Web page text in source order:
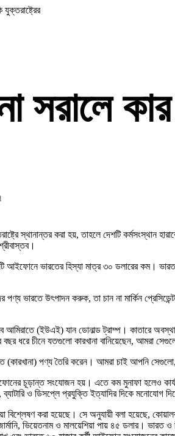
কার
স্থানান্তর করা হয়, তাহলে দেশটি
আইফোনে ভারতের হিস্যা মাত্র ৩০ ডলারের কম।
ভারতে উৎপাদন করুক, তা চান না মার্কিন
(ইউএই) যান ডোনাল্ড ট্রাম্প। কাতারে
ধরে চীনে যতগুলো কারখানা বানিয়েছেন, আমরা
(কারখানা) পণ্য তৈরি করেন। আমরা চাই আপনি
চূড়ান্ত সংযোজন হয়। এতে কম মুনাফা হলেও
ব্যাটারি ও ডিসপ্লে প্রযুক্তি ইত্যাদির দিকে মনোযোগ
করা হয়েছে। সে অনুযায়ী বলা হয়েছে,
ভিয়েতনাম ও মালয়েশিয়া পায় ৪৫ ডলার।